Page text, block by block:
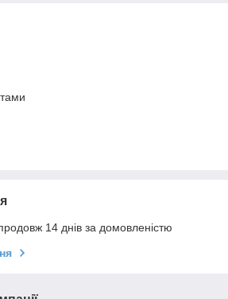
14 днів за домовленістю